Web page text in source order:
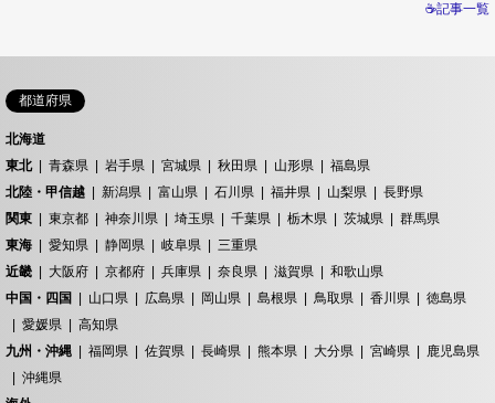
☕記事一覧
都道府県
北海道
東北
青森県 岩手県 宮城県 秋田県 山形県
福島県
北陸・甲信越
新潟県 富山県 石川県 福井県 山梨県
長野県
関東
東京都 神奈川県 埼玉県 千葉県 栃木県 茨城県
群馬県
東海
愛知県 静岡県 岐阜県
三重県
近畿
大阪府 京都府 兵庫県 奈良県 滋賀県
和歌山県
中国・四国
山口県 広島県 岡山県 島根県 鳥取県 香川県
徳島県
愛媛県
高知県
九州・沖縄
福岡県 佐賀県 長崎県 熊本県 大分県 宮崎県
鹿児島県
沖縄県